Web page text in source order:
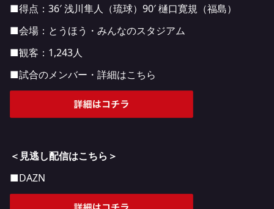
■得点：36′ 浅川隼人（琉球）90′ 樋口寛規（福島）
■会場：とうほう・みんなのスタジアム
■観客：1,243人
■試合のメンバー・詳細はこちら
＜見逃し配信はこちら＞
■DAZN